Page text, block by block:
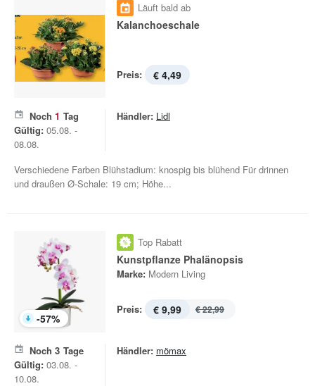
Läuft bald ab
Kalanchoeschale
Preis: € 4,49
Noch 1 Tag
Gültig: 05.08. -
08.08.
Händler: Lidl
Verschiedene Farben Blühstadium: knospig bis blühend Für drinnen
und draußen Ø-Schale: 19 cm; Höhe...
-57%
Top Rabatt
Kunstpflanze Phalänopsis
Marke: Modern Living
Preis: € 9,99 € 22,99
Noch 3 Tage
Gültig: 03.08. -
10.08.
Händler: mömax